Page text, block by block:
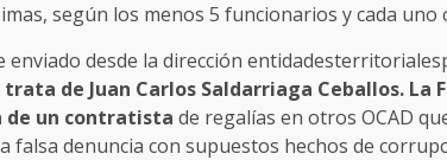
según los menos 5 funcionarios y cada
enviado desde la dirección
trata de Juan Carlos Saldarriaga Ceballos. La
de un contratista de regalías en otros OCAD
falsa denuncia con supuestos hechos de